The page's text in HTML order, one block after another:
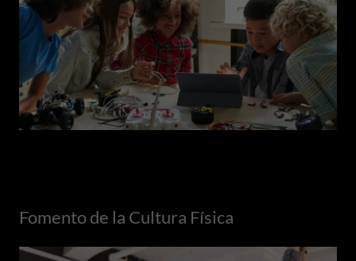
Fomento de la Cultura Física